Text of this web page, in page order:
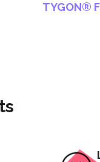
TYGON®